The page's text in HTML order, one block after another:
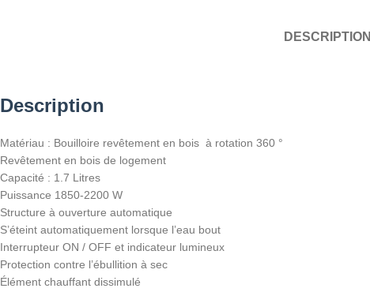
DESCRIPTION
Description
Matériau : Bouilloire revêtement en bois à rotation 360 °
Revêtement en bois de logement
Capacité : 1.7 Litres
Puissance 1850-2200 W
Structure à ouverture automatique
S’éteint automatiquement lorsque l’eau bout
Interrupteur ON / OFF et indicateur lumineux
Protection contre l’ébullition à sec
Élément chauffant dissimulé